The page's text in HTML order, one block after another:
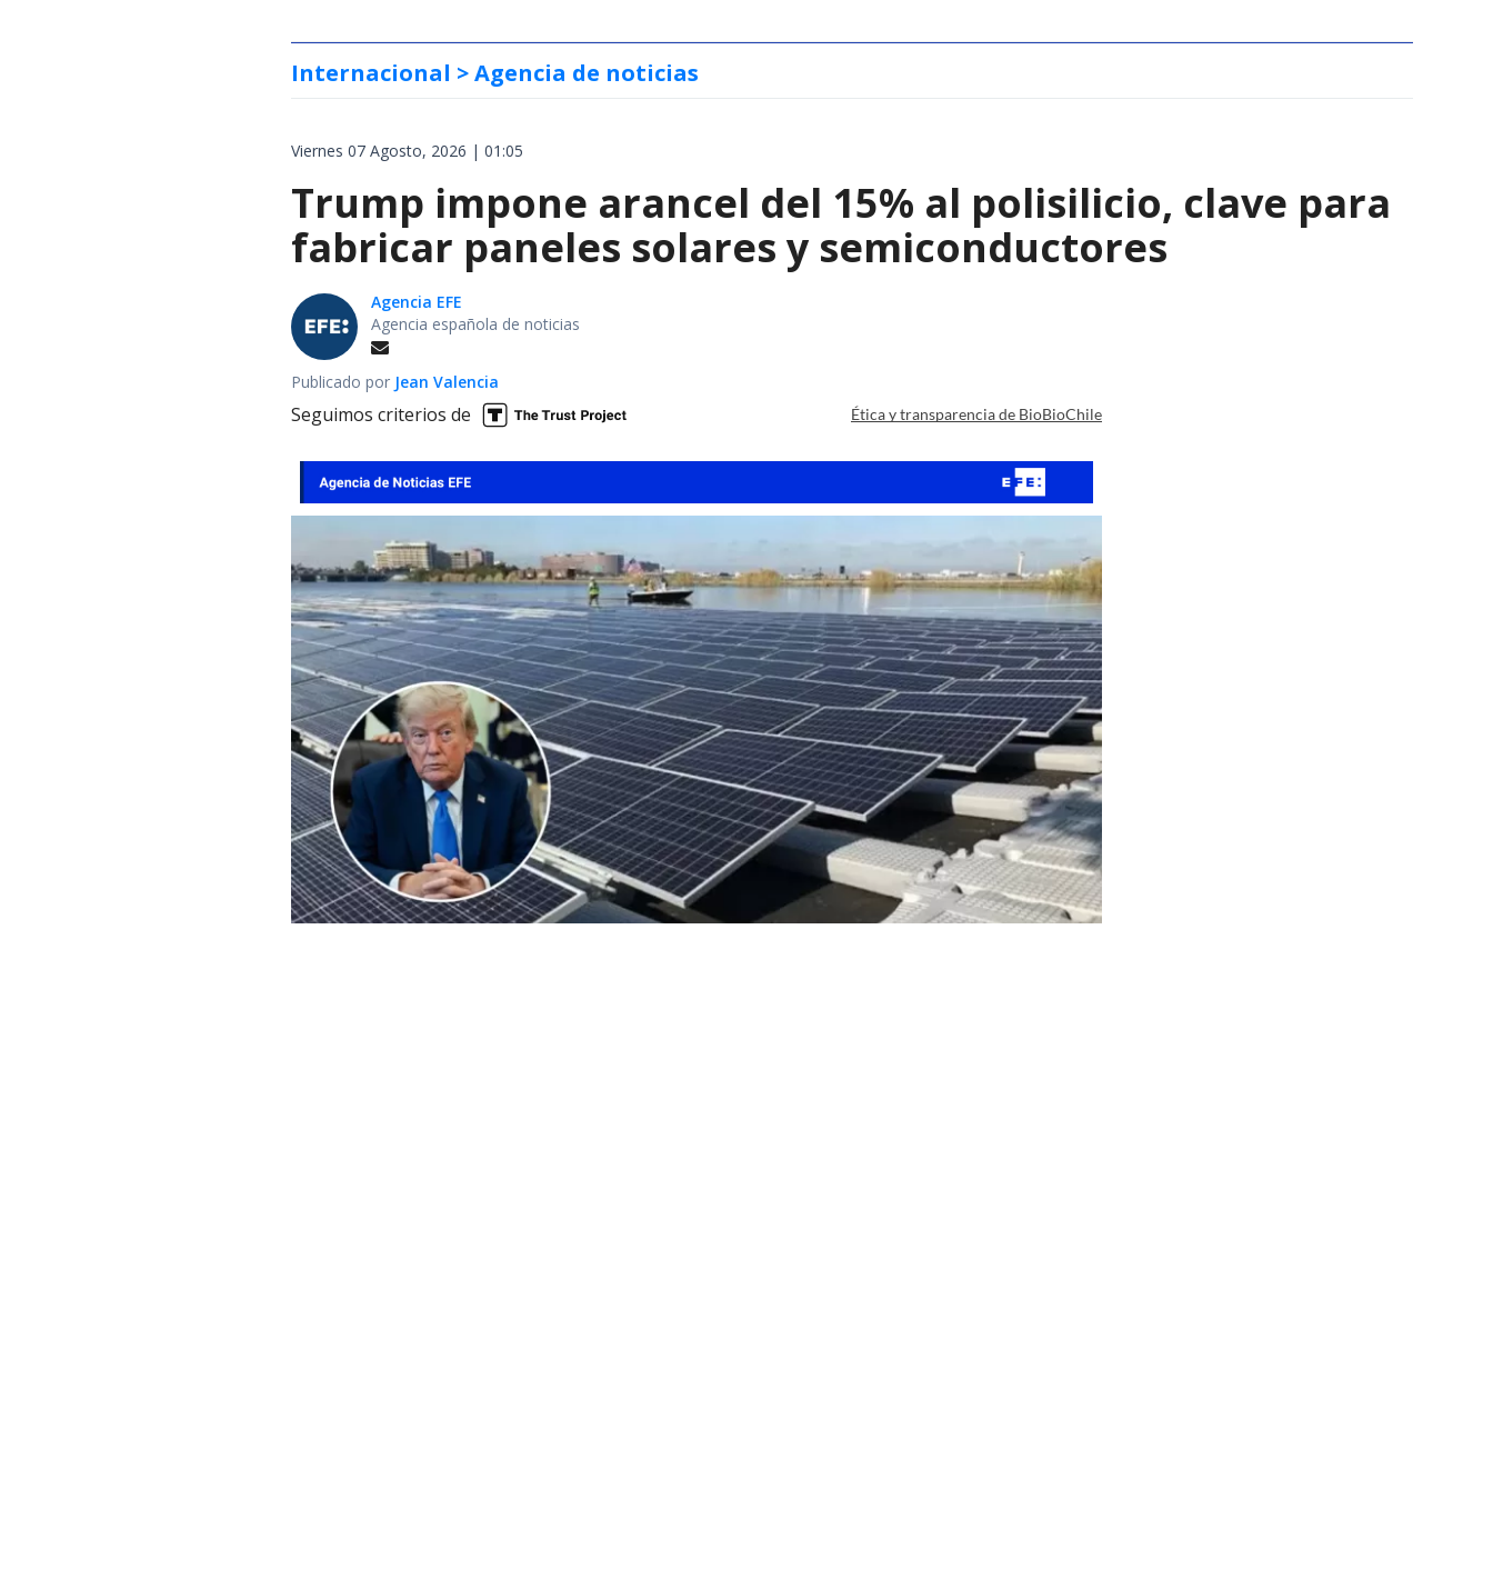
Internacional > Agencia de noticias
Viernes 07 Agosto, 2026 | 01:05
Trump impone arancel del 15% al polisilicio, clave para
fabricar paneles solares y semiconductores
Agencia EFE
Agencia española de noticias
Publicado por Jean Valencia
Seguimos criterios de Ética y transparencia de BioBioChile